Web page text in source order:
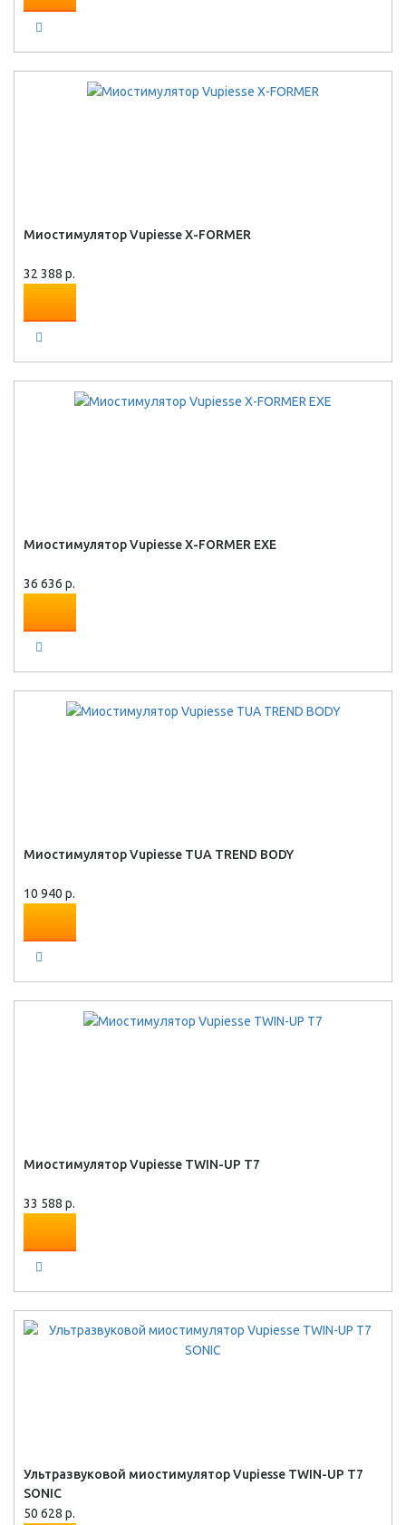
Миостимулятор Vupiesse X-FORMER
32 388 р.
Миостимулятор Vupiesse X-FORMER EXE
36 636 р.
Миостимулятор Vupiesse TUA TREND BODY
10 940 р.
Миостимулятор Vupiesse TWIN-UP T7
33 588 р.
Ультразвуковой миостимулятор Vupiesse TWIN-UP T7
SONIC
50 628 р.